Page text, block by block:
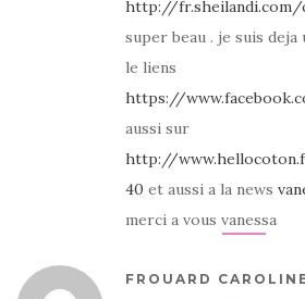
http://
super beau . je suis
le liens
https://
aussi sur
http://
40 et aussi a la news
merci a vous vanessa
FROUARD